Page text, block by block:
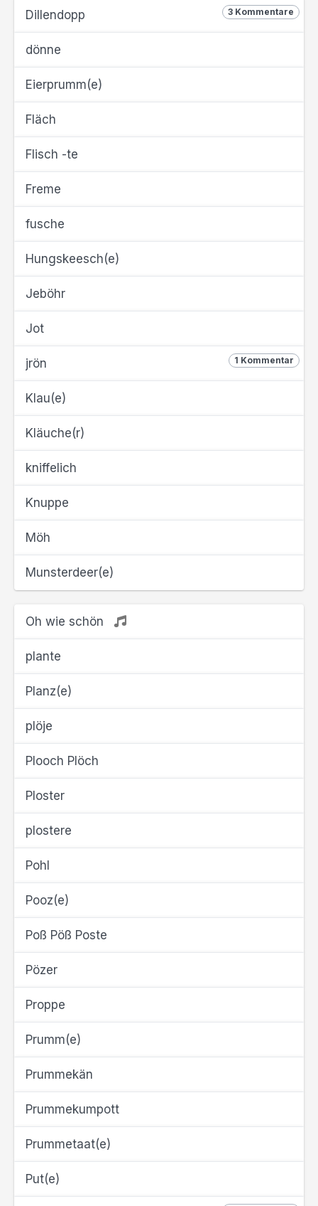
3 Kommentare
Dillendopp
dönne
Eierprumm(e)
Fläch
Flisch -te
Freme
fusche
Hungskeesch(e)
Jeböhr
Jot
1 Kommentar
jrön
Klau(e)
Kläuche(r)
kniffelich
Knuppe
Möh
Munsterdeer(e)
Oh wie schön
plante
Planz(e)
plöje
Plooch Plöch
Ploster
plostere
Pohl
Pooz(e)
Poß Pöß Poste
Pözer
Proppe
Prumm(e)
Prummekän
Prummekumpott
Prummetaat(e)
Put(e)